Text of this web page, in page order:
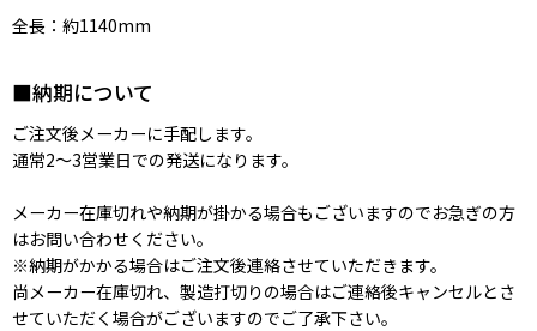
全長：約1140mm
■納期について
ご注文後メーカーに手配します。
通常2〜3営業日での発送になります。
メーカー在庫切れや納期が掛かる場合もございますのでお急ぎの方
はお問い合わせください。
※納期がかかる場合はご注文後連絡させていただきます。
尚メーカー在庫切れ、製造打切りの場合はご連絡後キャンセルとさ
せていただく場合がございますのでご了承下さい。